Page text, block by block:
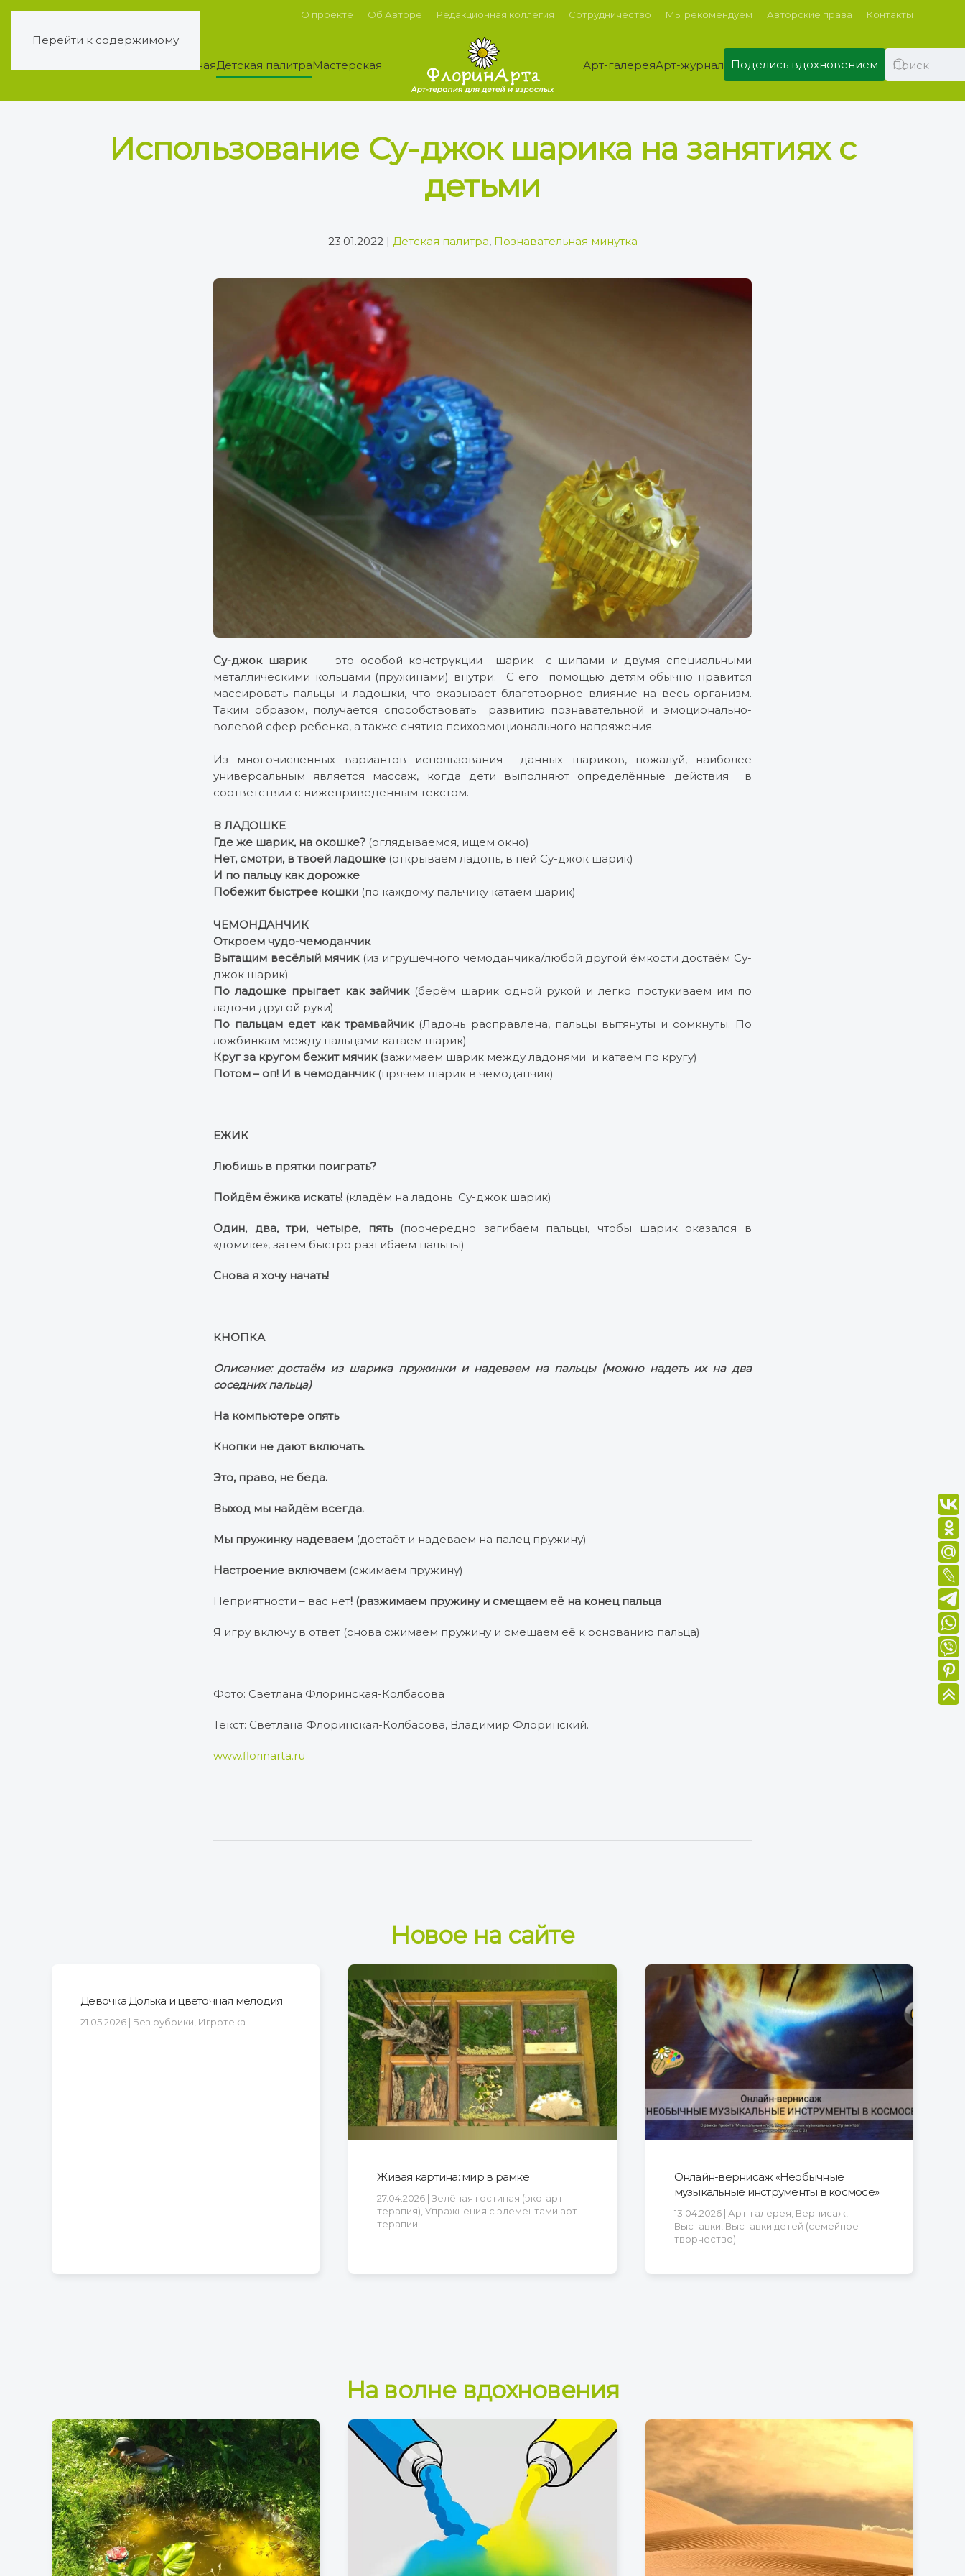
Перейти к содержимому
О проекте Об Авторе Редакционная коллегия Сотрудничество Мы рекомендуем Авторские права Контакты
ГлавнаяДетская палитраМастерская Арт-галереяАрт-журнал Поделись вдохновением
Использование Су-джок шарика на занятиях с
детьми
23.01.2022| Детская палитра, Познавательная минутка
Су-джок шарик— это особой конструкции шарик с шипами и двумя специальными
металлическими кольцами (пружинами) внутри. С его помощью детям обычно нравится
массировать пальцы и ладошки, что оказывает благотворное влияние на весь организм.
Таким образом, получается способствовать развитию познавательной и эмоционально-
волевой сфер ребенка, а также снятию психоэмоционального напряжения.
Из многочисленных вариантов использования данных шариков, пожалуй, наиболее
универсальным является массаж, когда дети выполняют определённые действия в
соответствии с нижеприведенным текстом.
В ЛАДОШКЕ
Где же шарик, на окошке? (оглядываемся, ищем окно)
Нет, смотри, в твоей ладошке (открываем ладонь, в ней Су-джок шарик)
И по пальцу как дорожке
Побежит быстрее кошки (по каждому пальчику катаем шарик)
ЧЕМОНДАНЧИК
Откроем чудо-чемоданчик
Вытащим весёлый мячик(из игрушечного чемоданчика/любой другой ёмкости достаём Су-
джок шарик)
По ладошке прыгает как зайчик(берём шарик одной рукой и легко постукиваем им по
ладони другой руки)
По пальцам едет как трамвайчик(Ладонь расправлена, пальцы вытянуты и сомкнуты. По
ложбинкам между пальцами катаем шарик)
Круг за кругом бежит мячик (зажимаем шарик между ладонями и катаем по кругу)
Потом – оп! И в чемоданчик(прячем шарик в чемоданчик)
ЕЖИК
Любишь в прятки поиграть?
Пойдём ёжика искать! (кладём на ладонь Су-джок шарик)
Один, два, три, четыре, пять(поочередно загибаем пальцы, чтобы шарик оказался в
«домике», затем быстро разгибаем пальцы)
Снова я хочу начать!
КНОПКА
Описание: достаём из шарика пружинки и надеваем на пальцы (можно надеть их на два
соседних пальца)
На компьютере опять
Кнопки не дают включать.
Это, право, не беда.
Выход мы найдём всегда.
Мы пружинку надеваем (достаёт и надеваем на палец пружину)
Настроение включаем (сжимаем пружину)
Неприятности – вас нет! (разжимаем пружину и смещаем её на конец пальца
Я игру включу в ответ (снова сжимаем пружину и смещаем её к основанию пальца)
Фото: Светлана Флоринская-Колбасова
Текст: Светлана Флоринская-Колбасова, Владимир Флоринский.
www.florinarta.ru
Новое на сайте
Девочка Долька и цветочная мелодия
21.05.2026 | Без рубрики, Игротека
Живая картина: мир в рамке
27.04.2026 | Зелёная гостиная (эко-арт-
терапия), Упражнения с элементами арт-
терапии
Онлайн-вернисаж «Необычные
музыкальные инструменты в космосе»
13.04.2026 | Арт-галерея, Вернисаж,
Выставки, Выставки детей (семейное
творчество)
На волне вдохновения